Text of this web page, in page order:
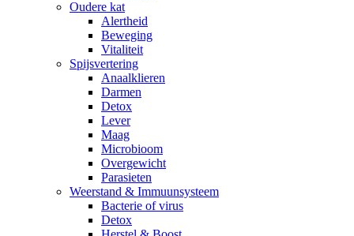
Oudere kat
Alertheid
Beweging
Vitaliteit
Spijsvertering
Anaalklieren
Darmen
Detox
Lever
Maag
Microbioom
Overgewicht
Parasieten
Weerstand & Immuunsysteem
Bacterie of virus
Detox